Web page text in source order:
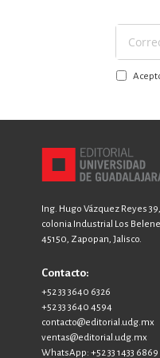
a
nuestro
Ing. Hugo Vázquez Reyes
colonia Industrial Los
45150, Zapopan, Jalisco.
Contacto:
+52 33 3640 6326
+52 33 3640 4594
contacto@editorial.udg.mx
ventas@editorial.udg.mx
WhatsApp: +52 33 1433 6869